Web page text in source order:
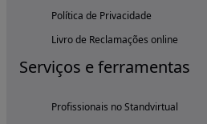
Política de Privacidade
Livro de Reclamações online
Serviços e ferramentas
Profissionais no Standvirtual